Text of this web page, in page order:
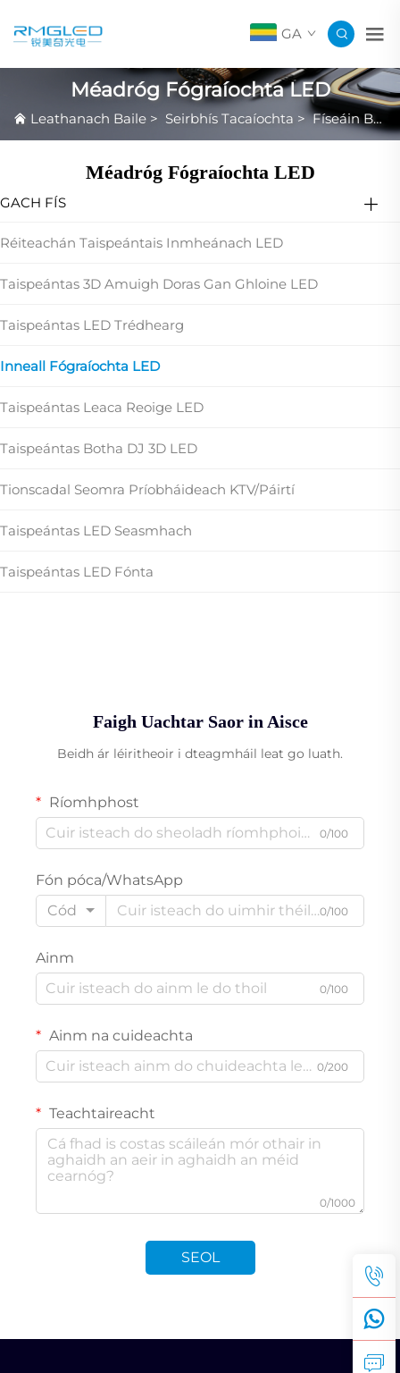
GA
Méadróg Fógraíochta LED
Leathanach Baile > Seirbhís Tacaíochta >Físeáin Bhídeó Táirge
Méadróg Fógraíochta LED
GACH FÍS
Réiteachán Taispeántais Inmheánach LED
Taispeántas 3D Amuigh Doras Gan Ghloine LED
Taispeántas LED Trédhearg
Inneall Fógraíochta LED
Taispeántas Leaca Reoige LED
Taispeántas Botha DJ 3D LED
Tionscadal Seomra Príobháideach KTV/Páirtí
Taispeántas LED Seasmhach
Taispeántas LED Fónta
Faigh Uachtar Saor in Aisce
Beidh ár léiritheoir i dteagmháil leat go luath.
Ríomhphost
0/100
Fón póca/WhatsApp
Cód
0/100
Ainm
0/100
Ainm na cuideachta
0/200
Teachtaireacht
0/1000
SEOL